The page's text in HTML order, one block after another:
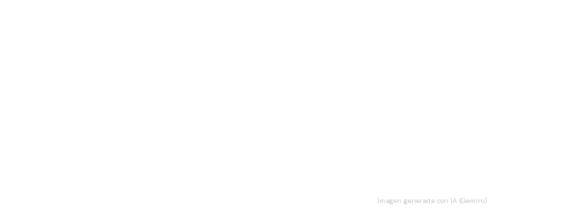
Imagen generada con IA (Gemini)